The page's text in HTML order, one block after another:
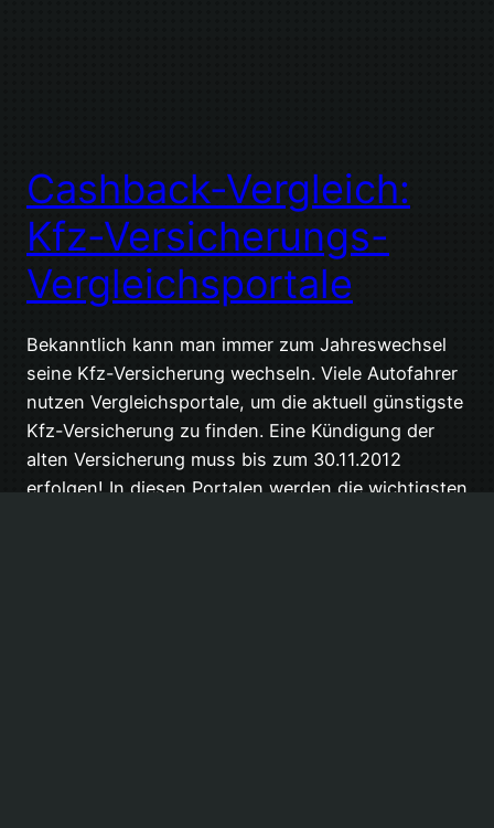
Cashback-Vergleich:
Kfz-Versicherungs-
Vergleichsportale
Bekanntlich kann man immer zum Jahreswechsel
seine Kfz-Versicherung wechseln. Viele Autofahrer
nutzen Vergleichsportale, um die aktuell günstigste
Kfz-Versicherung zu finden. Eine Kündigung der
alten Versicherung muss bis zum 30.11.2012
erfolgen! In diesen Portalen werden die wichtigsten